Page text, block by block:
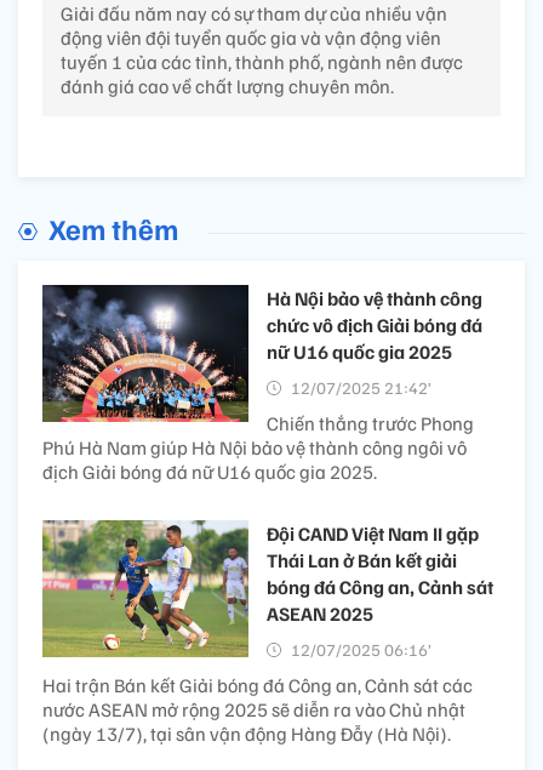
Giải đấu năm nay có sự tham dự của nhiều vận
động viên đội tuyển quốc gia và vận động viên
tuyến 1 của các tỉnh, thành phố, ngành nên được
đánh giá cao về chất lượng chuyên môn.
Xem thêm
Hà Nội bảo vệ thành công
chức vô địch Giải bóng đá
nữ U16 quốc gia 2025
12/07/2025 21:42’
Chiến thắng trước Phong
Phú Hà Nam giúp Hà Nội bảo vệ thành công ngôi vô
địch Giải bóng đá nữ U16 quốc gia 2025.
Đội CAND Việt Nam II gặp
Thái Lan ở Bán kết giải
bóng đá Công an, Cảnh sát
ASEAN 2025
12/07/2025 06:16’
Hai trận Bán kết Giải bóng đá Công an, Cảnh sát các
nước ASEAN mở rộng 2025 sẽ diễn ra vào Chủ nhật
(ngày 13/7), tại sân vận động Hàng Đẫy (Hà Nội).